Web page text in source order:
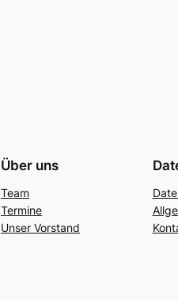
Über uns
Team
Termine
Unser Vorstand